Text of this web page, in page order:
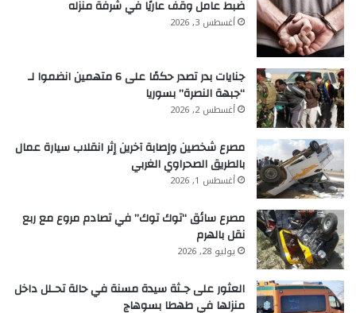
ضبط عامل وقف عاريًا في شرفة منزله
أغسطس 3, 2026
جنايات بدر تصدر حكمًا على 6 متهمين انضموا لـ
“جبهة النصرة” بسوريا
أغسطس 2, 2026
مصرع شخصين وإصابة آخرين إثر انقلاب سيارة عمال
بالطريق الصحراوي الغربي
أغسطس 1, 2026
مصرع سائق “توك توك” في تصادم مروع مع ربع
نقل بالهرم
يوليو 28, 2026
العثور على جـثة سيدة مسنة في حالة تحـلل داخل
منزلها في طهطا بسوهاج